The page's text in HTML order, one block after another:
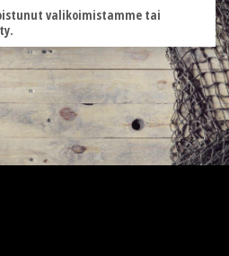
valikoimistamme tai